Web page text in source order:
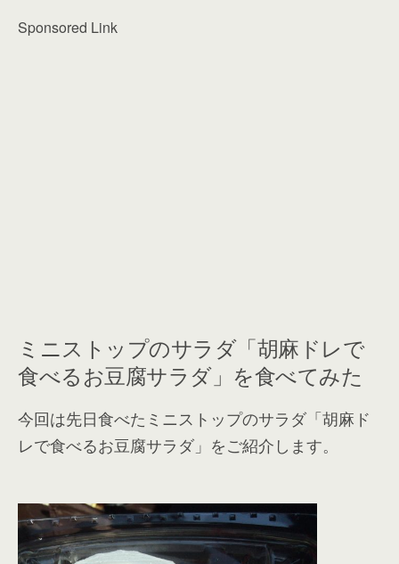
Sponsored Link
ミニストップのサラダ「胡麻ドレで
食べるお豆腐サラダ」を食べてみた
今回は先日食べたミニストップのサラダ「胡麻ド
レで食べるお豆腐サラダ」をご紹介します。